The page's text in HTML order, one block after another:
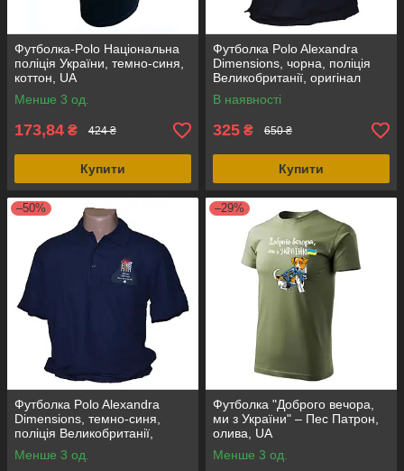
Футболка-Polo Національна
поліція України, темно-синя,
коттон, UA
Менше 3 од.
173,84 ₴ 424 ₴
Купити
Футболка Polo Alexandra
Dimensions, чорна, поліція
Великобританії, оригінал
В наявності
325 ₴ 650 ₴
Купити
–50%
Футболка Polo Alexandra
Dimensions, темно-синя,
поліція Великобританії,
оригінал
Менше 3 од.
–29%
Футболка "Доброго вечора,
ми з України" – Пес Патрон,
олива, UA
Менше 3 од.